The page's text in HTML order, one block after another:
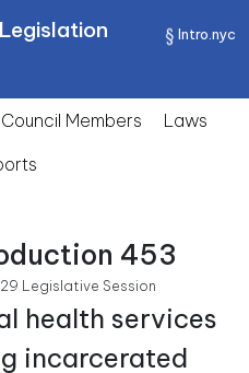
Intro.nyc
Council Members
Laws
453
Legislative Session
health services
incarcerated